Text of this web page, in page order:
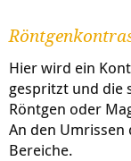
Hier wird ein
gespritzt und die
Röntgen oder
An den
Bereiche.